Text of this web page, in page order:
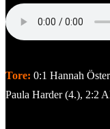
Tore: 0:1 Hannah
Paula Harder (4.), 2:2